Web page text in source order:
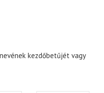
kezdőbetűjét vagy